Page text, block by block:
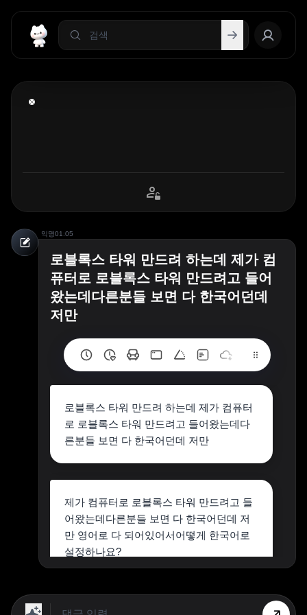
익명01:05
로블록스 타워 만드려 하는데 제가 컴
퓨터로 로블록스 타워 만드려고 들어
왔는데다른분들 보면 다 한국어던데
저만
로블록스 타워 만드려 하는데 제가 컴퓨터
로 로블록스 타워 만드려고 들어왔는데다
른분들 보면 다 한국어던데 저만
제가 컴퓨터로 로블록스 타워 만드려고 들
어왔는데다른분들 보면 다 한국어던데 저
만 영어로 다 되어있어서어떻게 한국어로
설정하나요?